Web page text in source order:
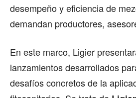
desempeño y eficiencia de
demandan productores,
En este marco, Ligier
lanzamientos desarrollados
desafíos concretos de la